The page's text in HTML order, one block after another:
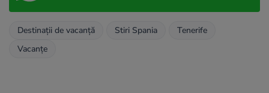
Destinații de vacanță Stiri Spania
Tenerife
Vacanțe